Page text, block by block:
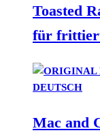
Toasted
für
Mac and